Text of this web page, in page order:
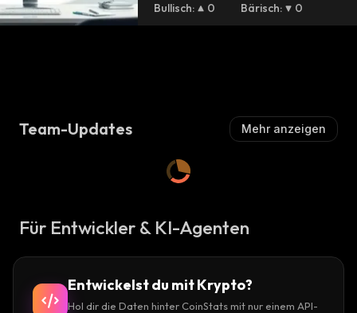
Bullisch: 0 Bärisch: 0
Team-Updates Mehr anzeigen
Für Entwickler & KI-Agenten
Entwickelst du mit Krypto?
Hol dir die Daten hinter CoinStats mit nur einem API-